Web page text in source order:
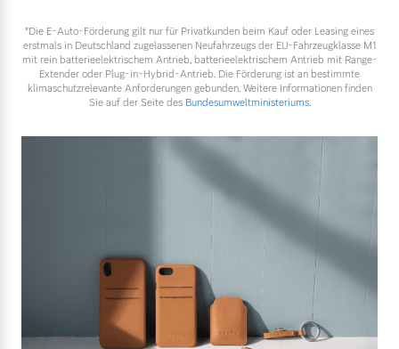
*Die E‑Auto-Förderung gilt nur für Privatkunden beim Kauf oder Leasing eines
erstmals in Deutschland zugelassenen Neufahrzeugs der EU-Fahrzeugklasse M1
mit rein batterieelektrischem Antrieb, batterieelektrischem Antrieb mit Range-
Extender oder Plug-in-Hybrid-Antrieb. Die Förderung ist an bestimmte
klimaschutzrelevante Anforderungen gebunden. Weitere Informationen finden
Sie auf der Seite des Bundesumweltministeriums.